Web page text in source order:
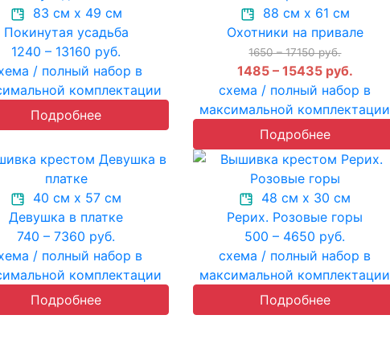
83 см х 49 см
Покинутая усадьба
1240 – 13160 руб.
/ полный набор в
комплектации
Подробнее
88 см х 61 см
Охотники на привале
1650 – 17150 руб.
1485 – 15435 руб.
схема / полный набор в
максимальной комплектации
Подробнее
40 см х 57 см
Девушка в платке
740 – 7360 руб.
/ полный набор в
комплектации
Подробнее
48 см х 30 см
Рерих. Розовые горы
500 – 4650 руб.
схема / полный набор в
максимальной комплектации
Подробнее